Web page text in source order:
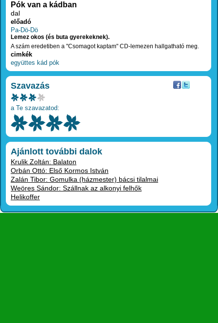
Pók van a kádban
dal
előadó
Pa-Dö-Dö
Lemez okos (és buta gyerekeknek).
A szám eredetiben a "Csomagot kaptam" CD-lemezen hallgatható meg.
cimkék
együttes kád pók
Szavazás
a Te szavazatod:
Ajánlott további dalok
Krulik Zoltán: Balaton
Orbán Ottó: Első Kormos István
Zalán Tibor: Gomulka (házmester) bácsi tilalmai
Weöres Sándor: Szállnak az alkonyi felhők
Helikoffer